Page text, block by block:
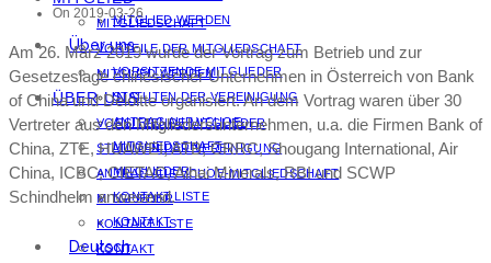
MITGLIED WERDEN
Über uns
VORSITZENDE MITGLIEDER
STATUTEN DER VEREINIGUNG
ANTRAG AUF VCUOE-
MITGLIEDSCHAFT
MITGLIEDER
KONTAKT LISTE
KONTAKT
Deutsch
MITGLIEDSCHAFT
VORTEILE DER MITGLIEDSCHAFT
MITGLIED WERDEN
ÜBER UNS
VORSITZENDE MITGLIEDER
STATUTEN DER VEREINIGUNG
ANTRAG AUF VCUOE-MITGLIEDSCHAFT
MITGLIEDER
KONTAKT LISTE
KONTAKT
On 2019-03-26
Am 26. März 2019 wurde der Vortrag zum Betrieb und zur
Gesetzeslage chinesischer Unternehmen in Österreich von Bank
of China und Deloitte organisiert. An dem Vortrag waren über 30
Vertreter aus den Mitgliedersunternehmen, u.a. die Firmen Bank of
China, ZTE, HUAWEI, ATB, CRRC, Shougang International, Air
China, ICBC, CIETAC, Aihai Minerals, RBI und SCWP
Schindhelm anwesend.